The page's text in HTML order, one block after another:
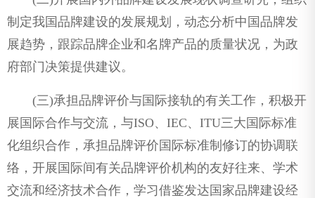
制定我国品牌建设的发展规划，动态分析中国品牌发
展趋势，跟踪品牌企业和名牌产品的质量状况，为政
府部门决策提供建议。
(三)承担品牌评价与国际接轨的有关工作，积极开
展国际合作与交流，与ISO、IEC、ITU三大国际标准
化组织合作，承担品牌评价国际标准制修订的协调联
络，开展国际间有关品牌评价机构的友好往来、学术
交流和经济技术合作，学习借鉴发达国家品牌建设经